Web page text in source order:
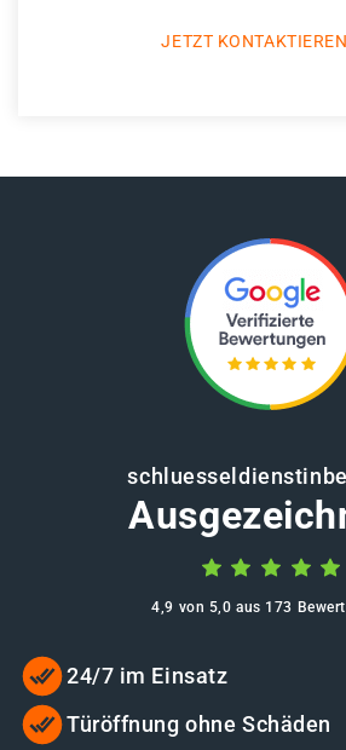
JETZT KONTAKTIEREN
4,9 von 5,0 aus 173
24/7 im Einsatz
Türöffnung ohne Schäden